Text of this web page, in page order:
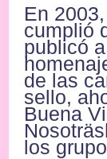
En
cumplió
publicó
de las
sello,
Buena
los